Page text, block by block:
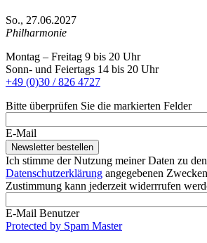
So., 27.06.2027
Philharmonie
Montag – Freitag 9 bis 20 Uhr
Sonn- und Feiertags 14 bis 20 Uhr
+49 (0)30 / 826 4727
Bitte überprüfen Sie die markierten Felder
E-Mail
Ich stimme der Nutzung meiner Daten zu
Datenschutzerklärung angegebenen
Zustimmung kann jederzeit widerrrufen
E-Mail Benutzer
Protected by Spam Master